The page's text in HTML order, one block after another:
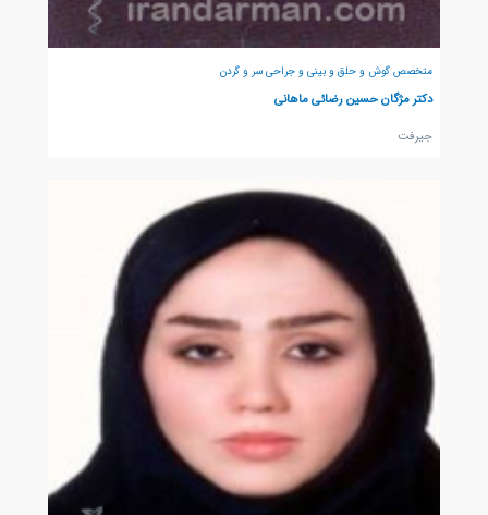
متخصص گوش و حلق و بینی و جراحی سر و گردن
دکتر مژگان حسین رضائی ماهانی
جيرفت